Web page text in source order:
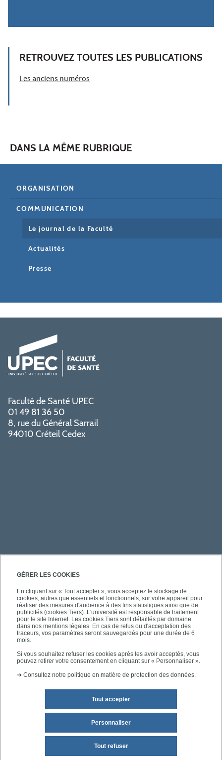
GÉRER LES COOKIES
En cliquant sur « Tout accepter », vous acceptez le stockage de
cookies, autres que essentiels et fonctionnels, sur votre appareil pour
réaliser des mesures d'audience à des fins statistiques ainsi que de
publicités (cookies Tiers). L'université est responsable de traitement
pour le site Internet. Les cookies Tiers sont détaillés par domaine
dans nos mentions légales. En cas de refus ou d'acceptation des
traceurs, vos paramètres seront sauvegardés pour une durée de 6
mois.
Si vous souhaitez refuser les cookies après les avoir acceptés, vous
pouvez retirer votre consentement en cliquant sur « Personnaliser ».
➜ Consultez notre politique en matière de protection des données.
Tout accepter
Tout refuser
Personnaliser
RETROUVEZ TOUTES LES PUBLICATIONS
Les anciens numéros
DANS LA MÊME RUBRIQUE
ORGANISATION
COMMUNICATION
Le journal de la Faculté
Actualités
Presse
Faculté de Santé UPEC
01 49 81 36 50
8, rue du Général Sarrail
94010 Créteil Cedex
PRATIQUE
ACCÈS RAPIDES
SUIVEZ-NOUS
Mentions légales Plan du site